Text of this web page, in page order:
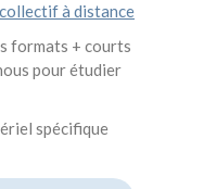
à distance
formats + courts
pour étudier
spécifique